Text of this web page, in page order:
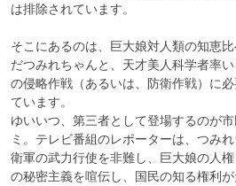
は排除されています。
そこにあるのは、巨大娘対人類の知恵
だつみれちゃんと、天才美人科学者率
の侵略作戦（あるいは、防衛作戦）に
ています。
ゆいいつ、第三者として登場するのが
ミ。テレビ番組のレポーターは、つみ
衛軍の武力行使を非難し、巨大娘の人
の秘密主義を喧伝し、国民の知る権利